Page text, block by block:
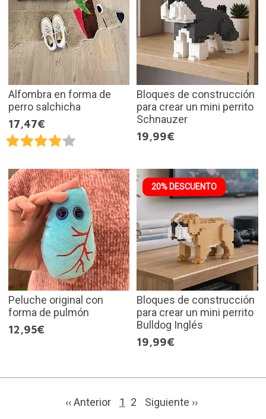
Alfombra en forma de
perro salchicha
17,47€
Bloques de construcción
para crear un mini perrito
Schnauzer
19,99€
Peluche original con
forma de pulmón
12,95€
20% DESCUENTO
Bloques de construcción
para crear un mini perrito
Bulldog Inglés
19,99€
‹‹ Anterior 1 2 Siguiente ››